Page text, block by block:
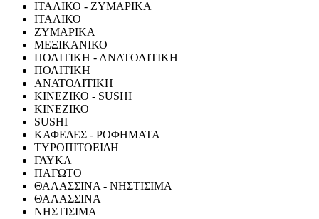
ΙΤΑΛΙΚΟ - ΖΥΜΑΡΙΚΑ
ΙΤΑΛΙΚΟ
ΖΥΜΑΡΙΚΑ
ΜΕΞΙΚΑΝΙΚΟ
ΠΟΛΙΤΙΚΗ - ΑΝΑΤΟΛΙΤΙΚΗ
ΠΟΛΙΤΙΚΗ
ΑΝΑΤΟΛΙΤΙΚΗ
ΚΙΝΕΖΙΚΟ - SUSHI
ΚΙΝΕΖΙΚΟ
SUSHI
ΚΑΦΕΔΕΣ - ΡΟΦΗΜΑΤΑ
ΤΥΡΟΠΙΤΟΕΙΔΗ
ΓΛΥΚΑ
ΠΑΓΩΤΟ
ΘΑΛΑΣΣΙΝΑ - ΝΗΣΤΙΣΙΜΑ
ΘΑΛΑΣΣΙΝΑ
ΝΗΣΤΙΣΙΜΑ